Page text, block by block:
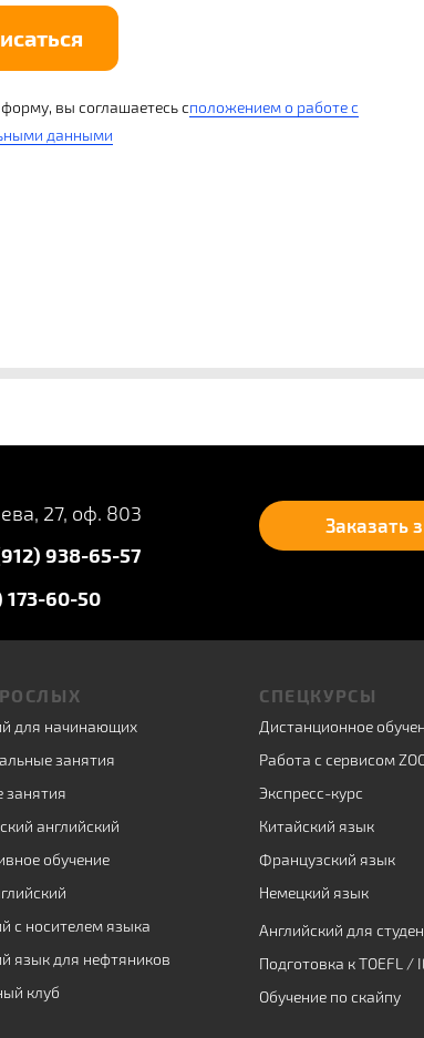
вы соглашаетесь сположением о работе с
данными
27, оф. 803
938-65-57
173-60-50
Заказать
для начинающих
занятия
занятия
английский
обучение
с носителем языка
язык для нефтяников
клуб
СПЕЦКУРСЫ
Дистанционное
Работа с сервисом
Экспресс-курс
Китайский язык
Французский язык
Немецкий язык
Английский для
Подготовка к TOEFL /
Обучение по скайпу